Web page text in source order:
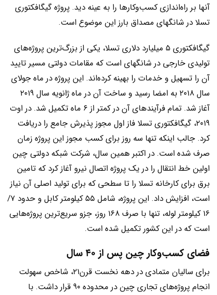
آنها بر راه‌اندازی کسب‌وکارها را به عینه دید. پروژه گیگافکتوری
تسلا در شانگهای مصداق بارز این موضوع است.
گیگافکتوری ۵ میلیارد دلاری تسلا، یکی از بزرگ‌ترین پروژه‌های
تولیدی خارجی در شانگهای است که مقامات دولتی مسیر تایید
آن را تسهیل و خدمات را بهینه کرده‌اند. این پروژه در ماه جولای
سال ۲۰۱۸ به امضا رسید و ساخت آن در ماه ژانویه سال ۲۰۱۹
آغاز شد. تمام فرآیندهای آن در کمتر از ۶ ماه تکمیل شد. در اوت
۲۰۱۹، گیگافکتوری تسلا فاز اول مجوز پذیرش جامع را دریافت
کرد. جالب اینکه تنها سه روز برای کسب مجوز این پروژه زمان
صرف شده است. در اکتبر همین سال، شرکت شبکه دولتی چین
اولین خط انتقال را در یک پروژه اتصال نیرو آغاز کرد که تامین
برق برای کارخانه تسلا را تا سطحی که برای تولید اصلی آن نیاز
است، افزایش داد. این پروژه، شامل ۵۵ کیلومتر کابل و حدود ۷/
۱۶ کیلومتر لوله، تنها با صرف ۱۶۸ روز، جزو سریع‌ترین پروژه‌هایی
است که در این کشور تکمیل شده است.
فضای کسب‌وکار چین پس از ۴۰ سال
برای سالیان متمادی در دهه نخست قرن۲۱، شاخص سهولت
انجام پروژه‌های تجاری چین در محدوده ۹۰ قرار داشت. با